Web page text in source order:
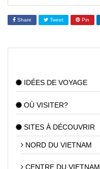
Share Tweet Pin
IDÉES DE VOYAGE
OÙ VISITER?
SITES À DÉCOUVRIR
NORD DU VIETNAM
CENTRE DU VIETNAM